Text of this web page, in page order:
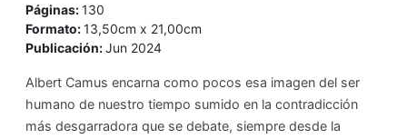
Páginas:130
Formato:13,50cm x 21,00cm
Publicación:Jun 2024
Albert Camus encarna como pocos esa imagen del ser
humano de nuestro tiempo sumido en la contradicción
más desgarradora que se debate, siempre desde la